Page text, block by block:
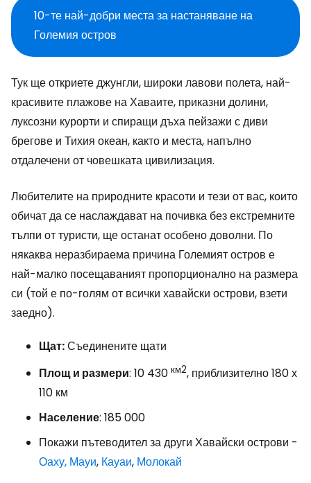
10-те най-добри места за настаняване на
Големия остров
Тук ще откриете джунгли, широки лавови полета, най-
красивите плажове на Хаваите, приказни долини,
луксозни курорти и спиращи дъха пейзажи с диви
брегове и Тихия океан, както и места, напълно
отдалечени от човешката цивилизация.
Любителите на природните красоти и тези от вас, които
обичат да се наслаждават на почивка без екстремните
тълпи от туристи, ще останат особено доволни. По
някаква неразбираема причина Големият остров е
най-малко посещаваният пропорционално на размера
си (той е по-голям от всички хавайски острови, взети
заедно).
Щат:Съединените щати
Площ и размери: 10 430 км2, приблизително 180 х
110 км
Население: 185 000
Покажи пътеводител за други Хавайски острови -
Оаху, Мауи, Кауаи, Молокай